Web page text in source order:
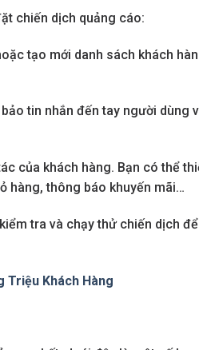
chiến dịch quảng cáo:
tạo mới danh sách khách
tin nhắn đến tay người dùng
của khách hàng. Bạn có thể
hàng, thông báo khuyến mãi…
tra và chạy thử chiến dịch để
Triệu Khách Hàng